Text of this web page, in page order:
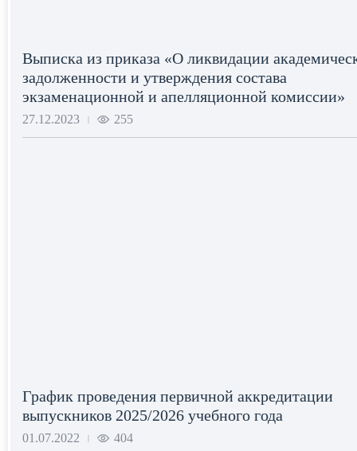
Выписка из приказа «О ликвидации
задолженности и утверждения состава
экзаменационной и апелляционной комиссии»
27.12.2023 | 255
График проведения первичной аккредитации
выпускников 2025/2026 учебного года
01.07.2022 | 404